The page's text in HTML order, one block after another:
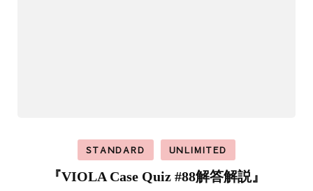
STANDARD UNLIMITED
『VIOLA Case Quiz #88解答解説』